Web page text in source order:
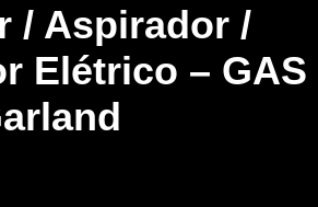
/ Aspirador /
Elétrico – GAS